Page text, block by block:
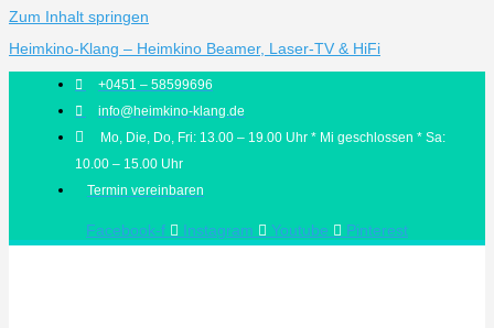
Zum Inhalt springen
Heimkino-Klang – Heimkino Beamer, Laser-TV & HiFi
+0451 – 58599696
info@heimkino-klang.de
Mo, Die, Do, Fri: 13.00 – 19.00 Uhr * Mi geschlossen * Sa:
10.00 – 15.00 Uhr
Termin vereinbaren
Facebook-f Instagram Youtube Pinterest